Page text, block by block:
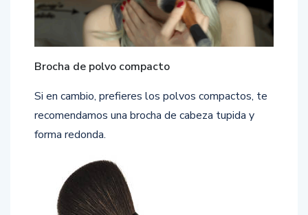
Brocha de polvo compacto
Si en cambio, prefieres los polvos compactos, te
recomendamos una brocha de cabeza tupida y
forma redonda.